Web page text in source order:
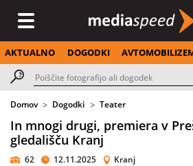
AKTUALNO DOGODKI
Domov Dogodki Teater
In mnogi drugi, premiera v
gledališču Kranj
62 12.11.2025 Kranj